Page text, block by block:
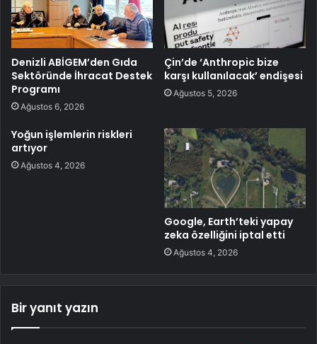
Denizli ABİGEM’den Gıda
Sektöründe İhracat Destek
Programı
Ağustos 6, 2026
Çin’de ‘Anthropic bize
karşı kullanılacak’ endişesi
Ağustos 5, 2026
Yoğun işlemlerin riskleri
artıyor
Ağustos 4, 2026
Google, Earth’teki yapay
zeka özelliğini iptal etti
Ağustos 4, 2026
Bir yanıt yazın